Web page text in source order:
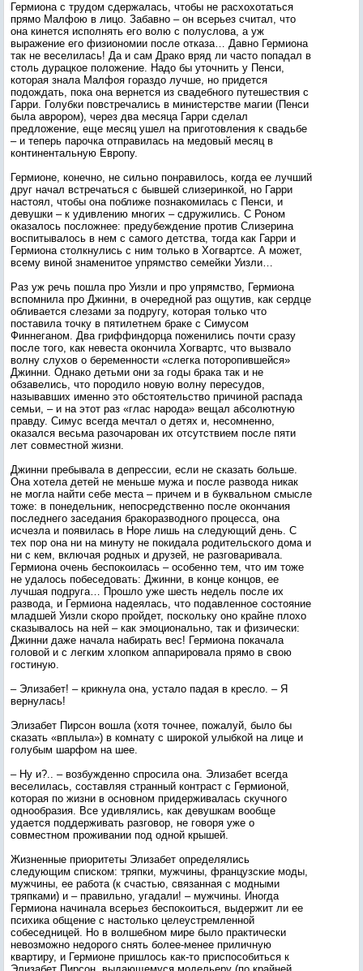
Гермиона с трудом сдержалась, чтобы не расхохотаться
прямо Малфою в лицо. Забавно – он всерьез считал, что
она кинется исполнять его волю с полуслова, а уж
выражение его физиономии после отказа… Давно Гермиона
так не веселилась! Да и сам Драко вряд ли часто попадал в
столь дурацкое положение. Надо бы уточнить у Пенси,
которая знала Малфоя гораздо лучше, но придется
подождать, пока она вернется из свадебного путешествия с
Гарри. Голубки повстречались в министерстве магии (Пенси
была аврором), через два месяца Гарри сделал
предложение, еще месяц ушел на приготовления к свадьбе
– и теперь парочка отправилась на медовый месяц в
континентальную Европу.
Гермионе, конечно, не сильно понравилось, когда ее лучший
друг начал встречаться с бывшей слизеринкой, но Гарри
настоял, чтобы она поближе познакомилась с Пенси, и
девушки – к удивлению многих – сдружились. С Роном
оказалось посложнее: предубеждение против Слизерина
воспитывалось в нем с самого детства, тогда как Гарри и
Гермиона столкнулись с ним только в Хогвартсе. А может,
всему виной знаменитое упрямство семейки Уизли…
Раз уж речь пошла про Уизли и про упрямство, Гермиона
вспомнила про Джинни, в очередной раз ощутив, как сердце
обливается слезами за подругу, которая только что
поставила точку в пятилетнем браке с Симусом
Финнеганом. Два гриффиндорца поженились почти сразу
после того, как невеста окончила Хогвартс, что вызвало
волну слухов о беременности «слегка поторопившейся»
Джинни. Однако детьми они за годы брака так и не
обзавелись, что породило новую волну пересудов,
называвших именно это обстоятельство причиной распада
семьи, – и на этот раз «глас народа» вещал абсолютную
правду. Симус всегда мечтал о детях и, несомненно,
оказался весьма разочарован их отсутствием после пяти
лет совместной жизни.
Джинни пребывала в депрессии, если не сказать больше.
Она хотела детей не меньше мужа и после развода никак
не могла найти себе места – причем и в буквальном смысле
тоже: в понедельник, непосредственно после окончания
последнего заседания бракоразводного процесса, она
исчезла и появилась в Норе лишь на следующий день. С
тех пор она ни на минуту не покидала родительского дома и
ни с кем, включая родных и друзей, не разговаривала.
Гермиона очень беспокоилась – особенно тем, что им тоже
не удалось побеседовать: Джинни, в конце концов, ее
лучшая подруга… Прошло уже шесть недель после их
развода, и Гермиона надеялась, что подавленное состояние
младшей Уизли скоро пройдет, поскольку оно крайне плохо
сказывалось на ней – как эмоционально, так и физически:
Джинни даже начала набирать вес! Гермиона покачала
головой и с легким хлопком аппарировала прямо в свою
гостиную.
– Элизабет! – крикнула она, устало падая в кресло. – Я
вернулась!
Элизабет Пирсон вошла (хотя точнее, пожалуй, было бы
сказать «вплыла») в комнату с широкой улыбкой на лице и
голубым шарфом на шее.
– Ну и?.. – возбужденно спросила она. Элизабет всегда
веселилась, составляя странный контраст с Гермионой,
которая по жизни в основном придерживалась скучного
однообразия. Все удивлялись, как девушкам вообще
удается поддерживать разговор, не говоря уже о
совместном проживании под одной крышей.
Жизненные приоритеты Элизабет определялись
следующим списком: тряпки, мужчины, французские моды,
мужчины, ее работа (к счастью, связанная с модными
тряпками) и – правильно, угадали! – мужчины. Иногда
Гермиона начинала всерьез беспокоиться, выдержит ли ее
психика общение с настолько целеустремленной
собеседницей. Но в волшебном мире было практически
невозможно недорого снять более-менее приличную
квартиру, и Гермионе пришлось как-то приспособиться к